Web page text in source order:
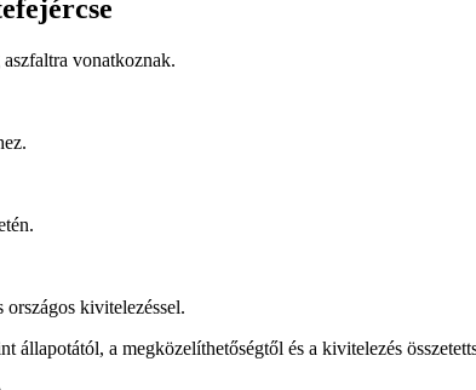
vonatkoznak.
kivitelezéssel.
állapotától, a megközelíthetőségtől és a kivitelezés